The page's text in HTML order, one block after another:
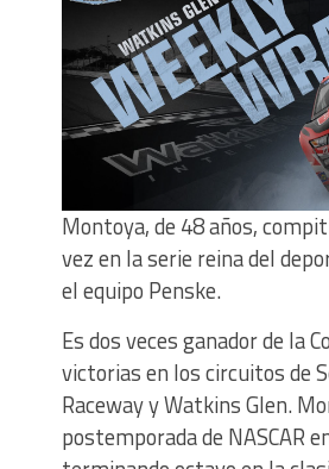
Montoya, de 48 años,
vez en la serie reina del
el equipo Penske.
Es dos veces ganador de la
victorias en los circuitos de
Raceway y Watkins Glen.
postemporada de NASCAR